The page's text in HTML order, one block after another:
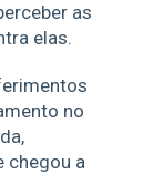
as
elas.
no
chegou a